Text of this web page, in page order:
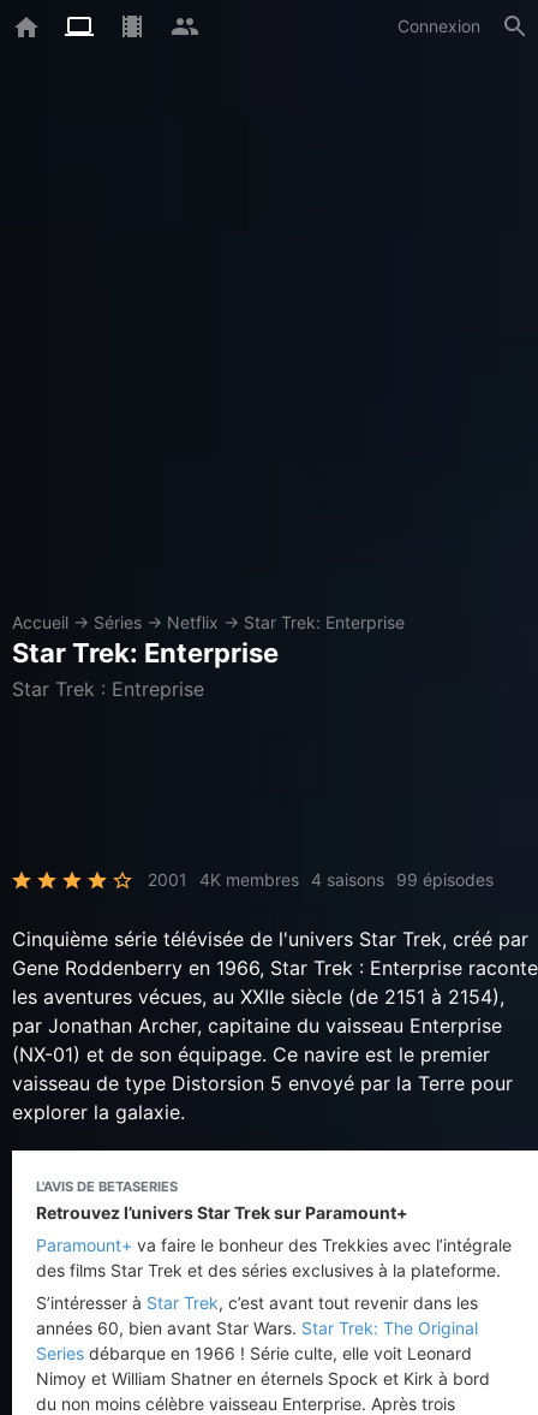
Connexion
Accueil → Séries → Netflix → Star Trek: Enterprise
Star Trek: Enterprise
Star Trek : Entreprise
2001 4K membres 4 saisons 99 épisodes
Cinquième série télévisée de l'univers Star Trek, créé par
Gene Roddenberry en 1966, Star Trek : Enterprise raconte
les aventures vécues, au XXIIe siècle (de 2151 à 2154),
par Jonathan Archer, capitaine du vaisseau Enterprise
(NX-01) et de son équipage. Ce navire est le premier
vaisseau de type Distorsion 5 envoyé par la Terre pour
explorer la galaxie.
L'AVIS DE BETASERIES
Retrouvez l’univers Star Trek sur Paramount+
Paramount+ va faire le bonheur des Trekkies avec l’intégrale
des films Star Trek et des séries exclusives à la plateforme.
S’intéresser à Star Trek, c’est avant tout revenir dans les
années 60, bien avant Star Wars. Star Trek: The Original
Series débarque en 1966 ! Série culte, elle voit Leonard
Nimoy et William Shatner en éternels Spock et Kirk à bord
du non moins célèbre vaisseau Enterprise. Après trois